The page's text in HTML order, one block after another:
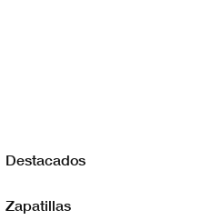
Destacados
Zapatillas